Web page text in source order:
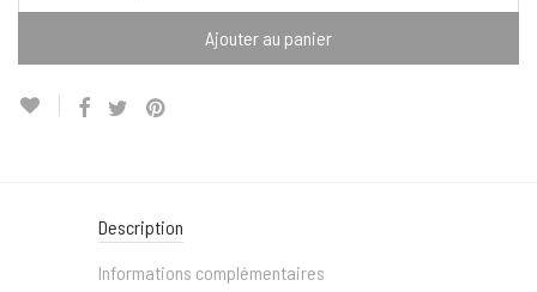
Ajouter au panier
Description
Informations complémentaires